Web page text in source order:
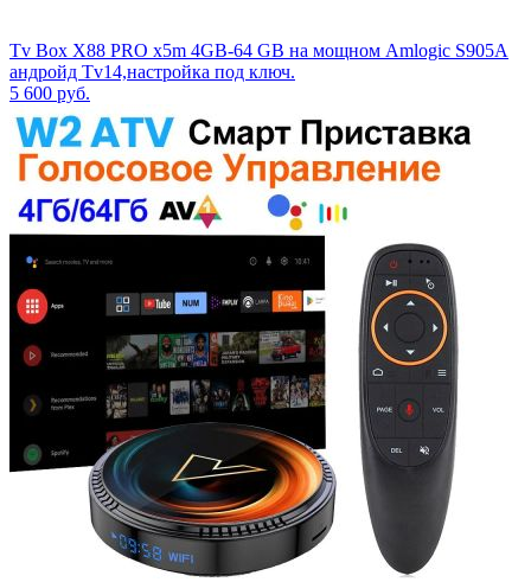
Tv Box X88 PRO x5m 4GB-64 GB на мощном Аmlоgiс S905A
андройд Tv14,настройка под ключ.
5 600 руб.